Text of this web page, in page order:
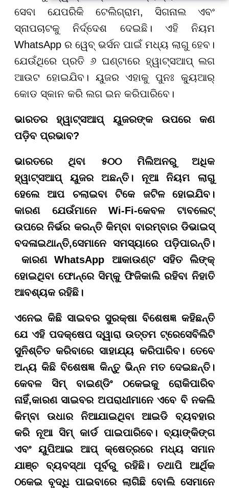
ସେବା ଯେପରିକି ଟେଲିଗ୍ରାମ, ସିଗନାଲ ଏବଂ
ସ୍ନାପଚାଟକୁ ନିର୍ଦ୍ଦେଶ ଦେଇଛି। ଏହି ନିୟମ
WhatsApp ର ୱେବ୍ ଭର୍ସନ ପାଇଁ ମଧ୍ୟ ଲାଗୁ ହେବ।
ଯେଉଁଥିରେ ପ୍ରତି ୬ ଘଣ୍ଟାରେ ହ୍ୱାଟ୍ସଆପ୍ ଲଗ
ଆଉଟ ହୋଇଯିବ। ୟୁଜର ଏହାକୁ ପୁନଃ କ୍ୟୁଆର୍
କୋଡ ସ୍କାନ କରି ଲଗ ଇନ କରିପାରିବେ।
ଭାରତର ହ୍ୱାଟ୍ସଆପ୍ ୟୁଜରଙ୍କ ଉପରେ କଣ
ପଡ଼ିବ ପ୍ରଭାବ?
ଭାରତରେ ଥିବା ୫୦୦ ମିଲିଅନରୁ ଅଧିକ
ହ୍ୱାଟ୍ସଆପ୍ ୟୁଜର ଅଛନ୍ତି। ନୂଆ ନିୟମ ଲାଗୁ
ହେଲେ ଆପ ଚଲାଇବା ଟିକେ ଜଟିଳ ହୋଇଯିବ।
କାରଣ ଯେଉଁମାନେWi-Fi-କେବଳ ଟାବଲେଟ୍
ଉପରେ ନିର୍ଭର କରନ୍ତି କିମ୍ବା ବାରମ୍ବାର ଡିଭାଇସ୍
ବଦଳାଇଥାନ୍ତି,ସେମାନେ ସମସ୍ୟାରେ ପଡ଼ିପାରନ୍ତି।
କାରଣWhatsApp ଆକାଉଣ୍ଟ ସହିତ ଲିଙ୍କ୍
ହୋଇଥିବା ଫୋନ୍‌ରେ ସିମ୍‌କୁ ଫିଜିକାଲି ରହିବା ନିହାତି
ଆବଶ୍ୟକ ରହିଛି।
ଏନେଇ କିଛି ସାଇବର ସୁରକ୍ଷା ବିଶେଷଜ୍ଞ କହିଛନ୍ତି
ଯେ ଏହି ପଦକ୍ଷେପ ଦ୍ୱାରା ଉତ୍ତମ ଟ୍ରେସେବିଲିଟି
ସୁନିଶ୍ଚିତ କରିବାରେ ସାହାଯ୍ୟ କରିପାରିବ। ତେବେ
ଅନ୍ୟ କିଛି ବିଶେଷଜ୍ଞ କିନ୍ତୁ ଭିନ୍ନ ମତ ଦେଇଛନ୍ତି।
କେବଳ ସିମ୍ ବାଇଣ୍ଡିଂ ଠକେଇକୁ ରୋକିପାରିବ
ନାହିଁ,କାରଣ ସାଇବର ଅପରାଧୀମାନେ ଏବେ ବି ନକଲି
କିମ୍ବା ଉଧାର ନିଆଯାଇଥିବା ଆଇଡି ବ୍ୟବହାର
କରି ନୂଆ ସିମ୍ କାର୍ଡ ପାଇପାରିବେ। ବ୍ୟାଙ୍କିଙ୍ଗ
ଏବଂ ୟୁପିଆଇ ଆପ୍ କ୍ଷେତ୍ରରେ ମଧ୍ୟ ସମାନ
ଯାଞ୍ଚ ବ୍ୟବସ୍ଥା ପୂର୍ବରୁ ରହିଛି। ତଥାପି ଆର୍ଥିକ
ଠକେଇ ବୃଦ୍ଧି ପାଇବାରେ ଲାଗିଛି ବୋଲି ସେମାନେ